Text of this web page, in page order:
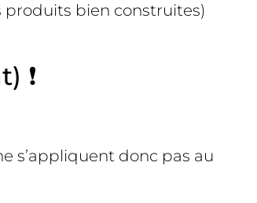
produits bien construites)
❗
s’appliquent donc pas au